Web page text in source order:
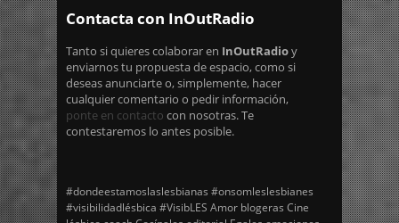
Contacta con InOutRadio
Tanto si quieres colaborar en InOutRadioy
enviarnos tu propuesta de espacio, como si
deseas anunciarte o, simplemente, hacer
cualquier comentario o pedir información,
ponte en contacto con nosotras. Te
contestaremos lo antes posible.
#dondeestamoslaslesbianas #onsomleslesbianes
#visibilidadlésbica #VisibLES Amor blogeras Cine